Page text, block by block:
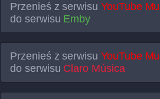
Przenieś z serwisu YouTube
do serwisu Emby
Przenieś z serwisu YouTube
do serwisu Claro Música